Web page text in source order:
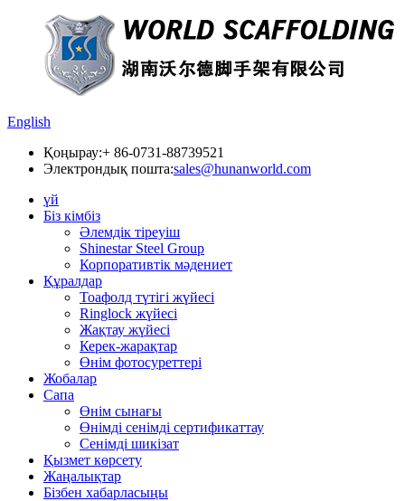
English
Қоңырау:+ 86-0731-88739521
Электрондық пошта:sales@hunanworld.com
үй
Біз кімбіз
Әлемдік тіреуіш
Shinestar Steel Group
Корпоративтік мәдениет
Құралдар
Тоафолд түтігі жүйесі
Ringlock жүйесі
Жақтау жүйесі
Керек-жарақтар
Өнім фотосуреттері
Жобалар
Сапа
Өнім сынағы
Өнімді сенімді сертификаттау
Сенімді шикізат
Қызмет көрсету
Жаңалықтар
Бізбен хабарласыңы